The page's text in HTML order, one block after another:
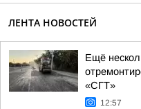
ЛЕНТА НОВОСТЕЙ
Ещё
«СГТ»
12:57